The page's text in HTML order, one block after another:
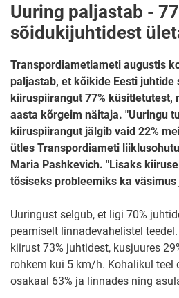
Uuring paljastab -
sõidukijuhtidest
Transpordiametiameti augustis
paljastab, et kõikide Eesti juhtide
kiiruspiirangut 77% küsitletutest,
aasta kõrgeim näitaja. "Uuringu
kiiruspiirangut jälgib vaid 22%
ütles Transpordiameti
Maria Pashkevich. "Lisaks
tõsiseks probleemiks ka väsimus
Uuringust selgub, et ligi 70%
peamiselt linnadevahelistel
kiirust 73% juhtidest, kusjuures
rohkem kui 5 km/h. Kohalikul teel
osakaal 63% ja linnades ning